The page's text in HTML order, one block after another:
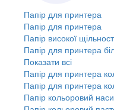
Папір для принтера
Папір для принтера
Папір високої
Папір для принтера
Показати всі
Папір для принтера
Папір для принтера
Папір кольоровий